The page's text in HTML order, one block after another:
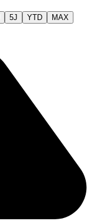
5J YTD MAX